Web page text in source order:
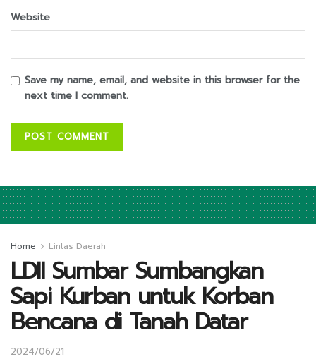
Website
Save my name, email, and website in this browser for the
next time I comment.
Home Lintas Daerah
LDII Sumbar Sumbangkan
Sapi Kurban untuk Korban
Bencana di Tanah Datar
2024/06/21